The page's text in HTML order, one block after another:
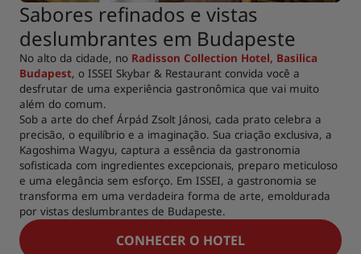
Sabores refinados e vistas
deslumbrantes em Budapeste
No alto da cidade, no Radisson Collection Hotel, Basilica
Budapest, o ISSEI Skybar & Restaurant convida você a
desfrutar de uma experiência gastronômica que vai muito
além do comum.
Sob a arte do chef Árpád Zsolt Jánosi, cada prato celebra a
precisão, o equilíbrio e a imaginação. Sua criação exclusiva, a
Kagoshima Wagyu, captura a essência da gastronomia
sofisticada com ingredientes excepcionais, preparo meticuloso
e uma elegância sem esforço. Em ISSEI, a gastronomia se
transforma em uma verdadeira forma de arte, emoldurada
por vistas deslumbrantes de Budapeste.
CONHECER O HOTEL